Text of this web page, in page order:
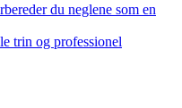
du neglene som en
trin og professionel